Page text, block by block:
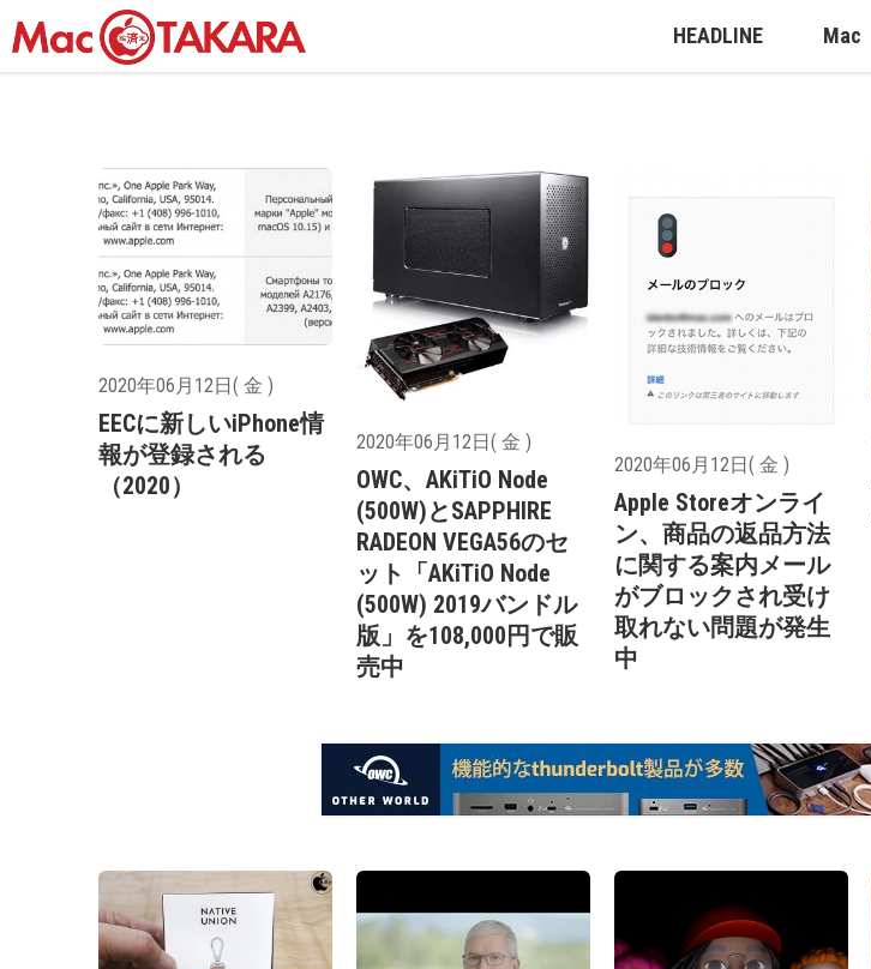
HEADLINE Mac
2020年06月12日( 金 )
EECに新しいiPhone情
報が登録される
（2020）
2020年06月12日( 金 )
OWC、AKiTiO Node
(500W)とSAPPHIRE
RADEON VEGA56のセ
ット「AKiTiO Node
(500W) 2019バンドル
版」を108,000円で販
売中
2020年06月12日( 金 )
Apple Storeオンライ
ン、商品の返品方法
に関する案内メール
がブロックされ受け
取れない問題が発生
中